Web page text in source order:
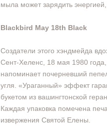
мыла может зарядить
Blackbird May 18th Black
Создатели этого хэндмейда
Сент-Хеленс, 18 мая 1980
напоминает почерневший
угля. «Ураганный» эффект
букетом из вашингтонской
Каждая упаковка помечена
извержения Святой Елены.